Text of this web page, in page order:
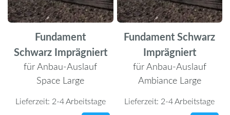
Fundament
Schwarz Imprägniert
für Anbau-Auslauf
Space Large
Lieferzeit: 2-4 Arbeitstage
Fundament Schwarz
Imprägniert
für Anbau-Auslauf
Ambiance Large
Lieferzeit: 2-4 Arbeitstage